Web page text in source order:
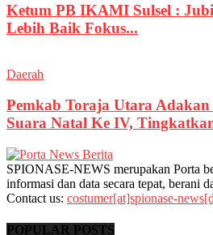
Ketum PB IKAMI Sulsel :
Lebih Baik Fokus...
Daerah
Pemkab Toraja Utara Adakan
Suara Natal Ke IV,
SPIONASE-NEWS merupakan Porta
informasi dan data secara tepat, berani
Contact us: costumer[at]spionase-
POPULAR POSTS